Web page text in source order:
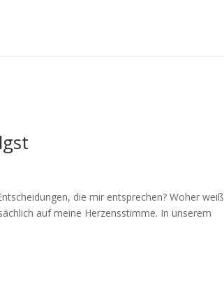
die mir entsprechen? Woher weiß
auf meine Herzensstimme. In unserem